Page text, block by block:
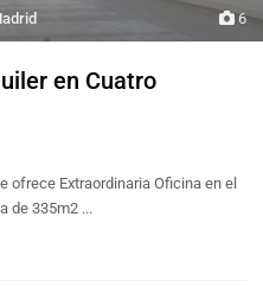
6
en Cuatro
ofrece Extraordinaria Oficina en el
de 335m2 ...